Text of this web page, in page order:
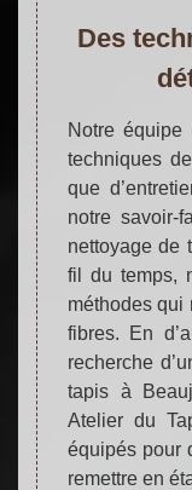
Des
Notre équipe
techniques
que
notre savoir-
nettoyage de
fil du temps,
méthodes qui
fibres. En
recherche
tapis à
Atelier du
équipés pour
remettre en